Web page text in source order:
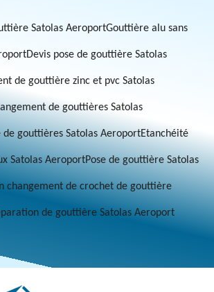
Satolas AeroportGouttière alu sans
Devis pose de gouttière Satolas
de gouttière zinc et pvc Satolas
de gouttières Satolas
de gouttières Satolas AeroportEtanchéité
Satolas AeroportPose de gouttière Satolas
changement de crochet de gouttière
de gouttière Satolas Aeroport